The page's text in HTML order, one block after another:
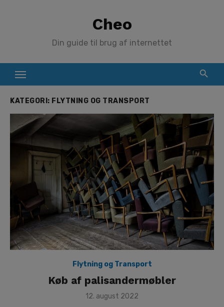
Cheo
Din guide til brug af internettet
KATEGORI: FLYTNING OG TRANSPORT
Flytning og Transport
Køb af palisandermøbler
Posted
12. august 2022